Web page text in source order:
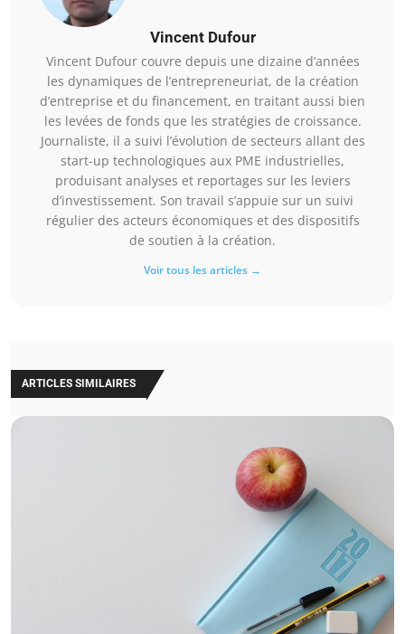
Vincent Dufour
Vincent Dufour couvre depuis une dizaine d’années
les dynamiques de l’entrepreneuriat, de la création
d’entreprise et du financement, en traitant aussi bien
les levées de fonds que les stratégies de croissance.
Journaliste, il a suivi l’évolution de secteurs allant des
start-up technologiques aux PME industrielles,
produisant analyses et reportages sur les leviers
d’investissement. Son travail s’appuie sur un suivi
régulier des acteurs économiques et des dispositifs
de soutien à la création.
Voir tous les articles →
ARTICLES SIMILAIRES